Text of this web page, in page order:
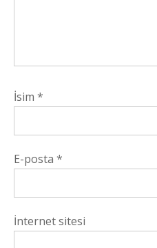
İsim *
E-posta *
İnternet sitesi